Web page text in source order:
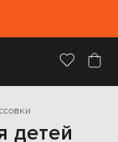
детей